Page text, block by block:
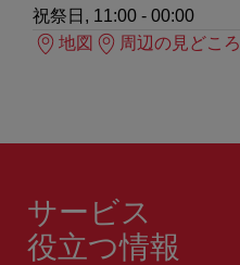
祝祭日, 11:00 - 00:00
地図
周辺の見どころ
サービス
役立つ情報